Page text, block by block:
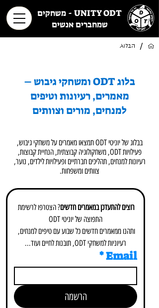
UNITY ODT - משחקים
שמחברים אנשים
/ הבלוג
בלוג ODT ומשחקי גיבוש –
מאמרים, רעיונות וטיפים
למנחים, מורים וצוותים
בבלוג של יוניטי ODT תמצאו מאמרים על משחקי גיבוש,
פעילויות ODT, משחקולוגיה קבוצתית, הנחיית קבוצות,
רעיונות למנחים, תהליכים חברתיים ופעילויות לילדים, נוער,
צוותים ומשפחות.
רוצים להתעדכן במאמרים חדשים
? הצטרפו לרשימת
התפוצה של יוניטי ODT
רעיוניות למשחקי ODT, תובנות לחיים ועוד...
Email
*
הרשמה